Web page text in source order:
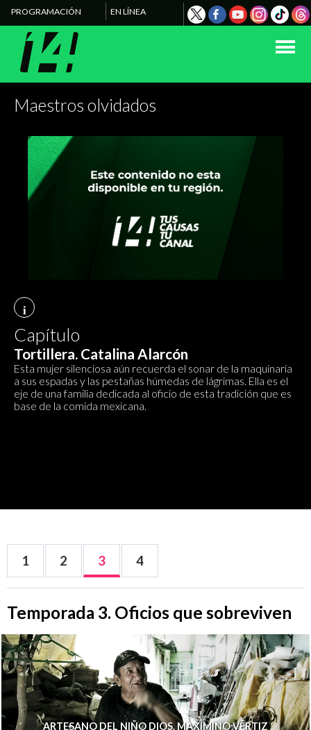
PROGRAMACIÓN EN LÍNEA
Maestros olvidados
i
Capítulo
Tortillera. Catalina Alarcón
Esta mujer silenciosa aún recuerda el sonar de la maquinaria
a sus espadas y las pestañas húmedas de lágrimas. Ella es el
eje de una familia dedicada al oficio de esta tradición que es
base de la comida mexicana.
1 2 3 4
Temporada 3. Oficios que sobreviven
ARTESANO DEL NIÑO DIOS. MAXIMINO VÉRTIZ